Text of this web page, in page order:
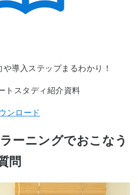
導入ステップまるわかり！
トスタディ紹介資料
ンロード
ーニングでおこなう
問